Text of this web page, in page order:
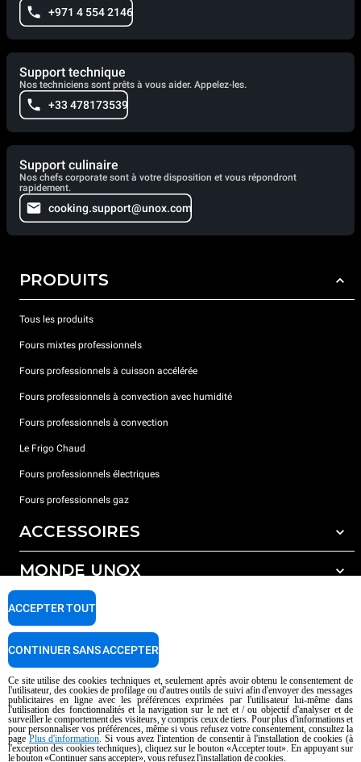
+971 4 554 2146
Support technique
Nos techniciens sont prêts à vous aider. Appelez-les.
+33 478173539
Support culinaire
Nos chefs corporate sont à votre disposition et vous répondront
rapidement.
cooking.support@unox.com
PRODUITS
Tous les produits
Fours mixtes professionnels
Fours professionnels à cuisson accélérée
Fours professionnels à convection avec humidité
Fours professionnels à convection
Le Frigo Chaud
Fours professionnels électriques
Fours professionnels gaz
ACCESSOIRES
Tous les accessoires
Détergents pour lavage automatique
Détergents pour lavage manuel
Traitement de l'eau avec filtres à résine
MONDE UNOX
Nos bureaux dans le monde
SUPPORT
Garantie Unox
Trouver les Centres SAV
Droits d'auteurt 2026 UNOX SpA Tous droits réservés. Reg.Papova n °
04230750285 - REA Padova 372835 - Cap. 5.000.000 € iv - P.IVA / CF
04230750285 - IT WEEE Reg. No. IT08020000000377
AI Content Disclaimer Privacy policy Cookie policy
Ce site utilise des cookies techniques et, seulement après avoir obtenu le consentement de
l'utilisateur, des cookies de profilage ou d'autres outils de suivi afin d'envoyer des messages
publicitaires en ligne avec les préférences exprimées par l'utilisateur lui-même dans
l'utilisation des fonctionnalités et la navigation sur le net et / ou objectif d'analyser et de
surveiller le comportement des visiteurs, y compris ceux de tiers. Pour plus d'informations et
pour personnaliser vos préférences, même si vous refusez votre consentement, consultez la
page Plus d'information. Si vous avez l'intention de consentir à l'installation de cookies (à
l'exception des cookies techniques), cliquez sur le bouton «Accepter tout». En appuyant sur
le bouton «Continuer sans accepter», vous refusez l'installation de cookies.
ACCEPTER TOUT
CONTINUER SANS ACCEPTER